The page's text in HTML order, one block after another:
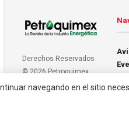
Derechos Reservados
© 2026 Petroquimex.
navegando en el sitio